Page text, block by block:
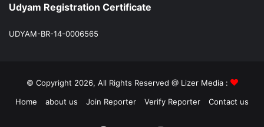
Udyam Registration Certificate
UDYAM-BR-14-0006565
© Copyright 2026, All Rights Reserved @ Lizer Media :
Home
about us Join Reporter Verify Reporter Contact us